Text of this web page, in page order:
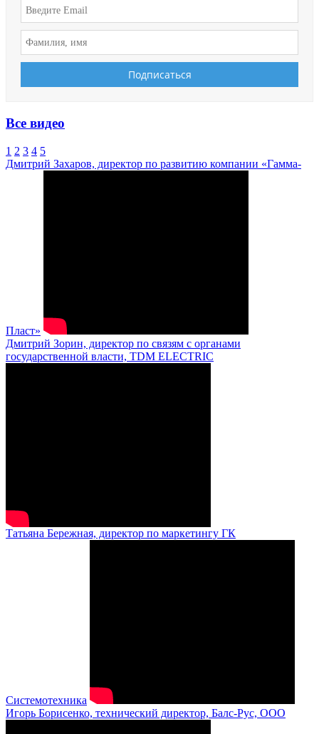
Все видео
1 2 3 4 5
Дмитрий Захаров, директор по развитию компании «Гамма-
Пласт»
Дмитрий Зорин, директор по связям с органами
государственной власти, TDM ELECTRIC
Татьяна Бережная, директор по маркетингу ГК
Системотехника
Игорь Борисенко, технический директор, Балс-Рус, ООО